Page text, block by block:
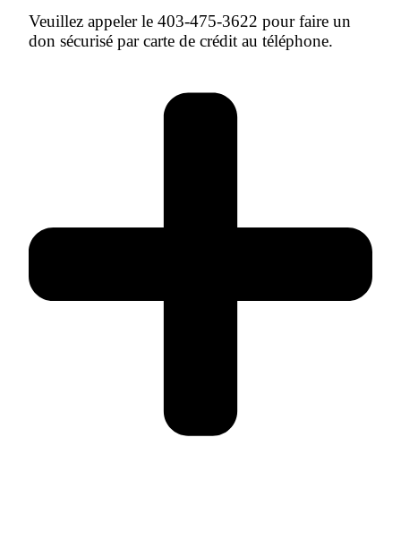
Veuillez appeler le 403-475-3622 pour faire un
don sécurisé par carte de crédit au téléphone.